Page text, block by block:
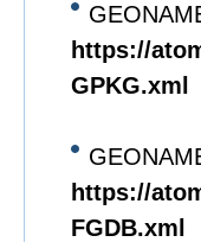
https://
GPKG.xml
https://
FGDB.xml